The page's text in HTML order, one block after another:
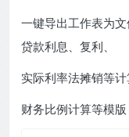
一键导出工作表为文
贷款利息、复利、
实际利率法摊销等
财务比例计算等模